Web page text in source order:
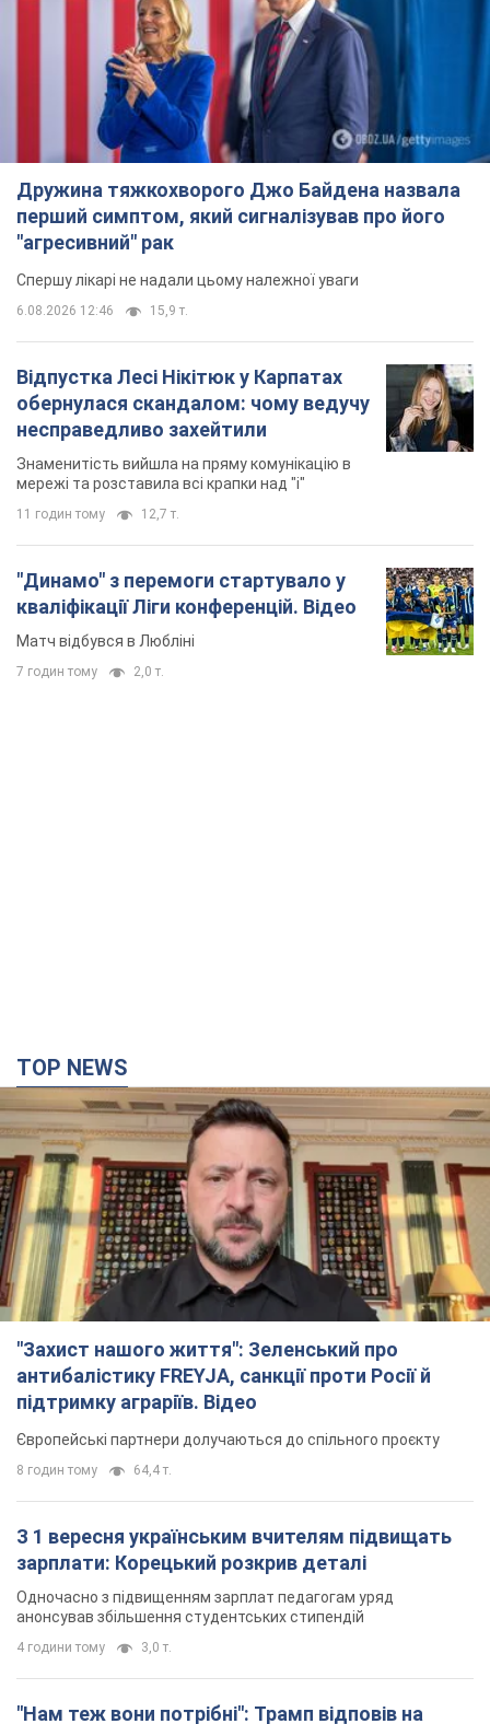
Дружина тяжкохворого Джо Байдена назвала
перший симптом, який сигналізував про його
"агресивний" рак
Спершу лікарі не надали цьому належної уваги
6.08.2026 12:46 15,9 т.
Відпустка Лесі Нікітюк у Карпатах
обернулася скандалом: чому ведучу
несправедливо захейтили
Знаменитість вийшла на пряму комунікацію в
мережі та розставила всі крапки над "і"
11 годин тому 12,7 т.
"Динамо" з перемоги стартувало у
кваліфікації Ліги конференцій. Відео
Матч відбувся в Любліні
7 годин тому 2,0 т.
TOP NEWS
"Захист нашого життя": Зеленський про
антибалістику FREYJA, санкції проти Росії й
підтримку аграріїв. Відео
Європейські партнери долучаються до спільного проєкту
8 годин тому 64,4 т.
З 1 вересня українським вчителям підвищать
зарплати: Корецький розкрив деталі
Одночасно з підвищенням зарплат педагогам уряд
анонсував збільшення студентських стипендій
4 години тому 3,0 т.
"Нам теж вони потрібні": Трамп відповів на